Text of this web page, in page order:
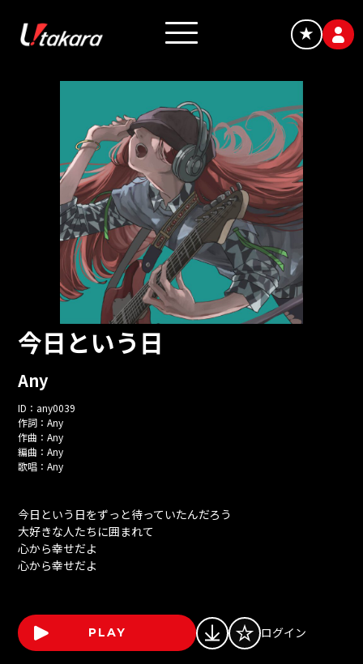
★
今日という日
Any
ID： any0039
作詞：Any
作曲：Any
編曲：Any
歌唱：Any
今日という日をずっと待っていたんだろう
大好きな人たちに囲まれて
心から幸せだよ
心から幸せだよ
PLAY ログイン